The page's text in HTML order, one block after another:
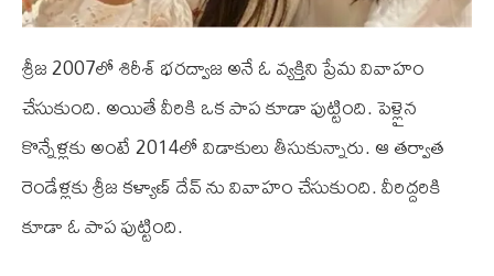
శ్రీజ 2007లో శిరీశ్ భరద్వాజ అనే ఓ వ్యక్తిని ప్రేమ వివాహం
చేసుకుంది. అయితే వీరికి ఒక పాప కూడా పుట్టింది. పెళ్లైన
కొన్నేళ్లకు అంటే 2014లో విడాకులు తీసుకున్నారు. ఆ తర్వాత
రెండేళ్లకు శ్రీజ కళ్యాణ్ దేవ్ ను వివాహం చేసుకుంది. వీరిద్దరికి
కూడా ఓ పాప పుట్టింది.